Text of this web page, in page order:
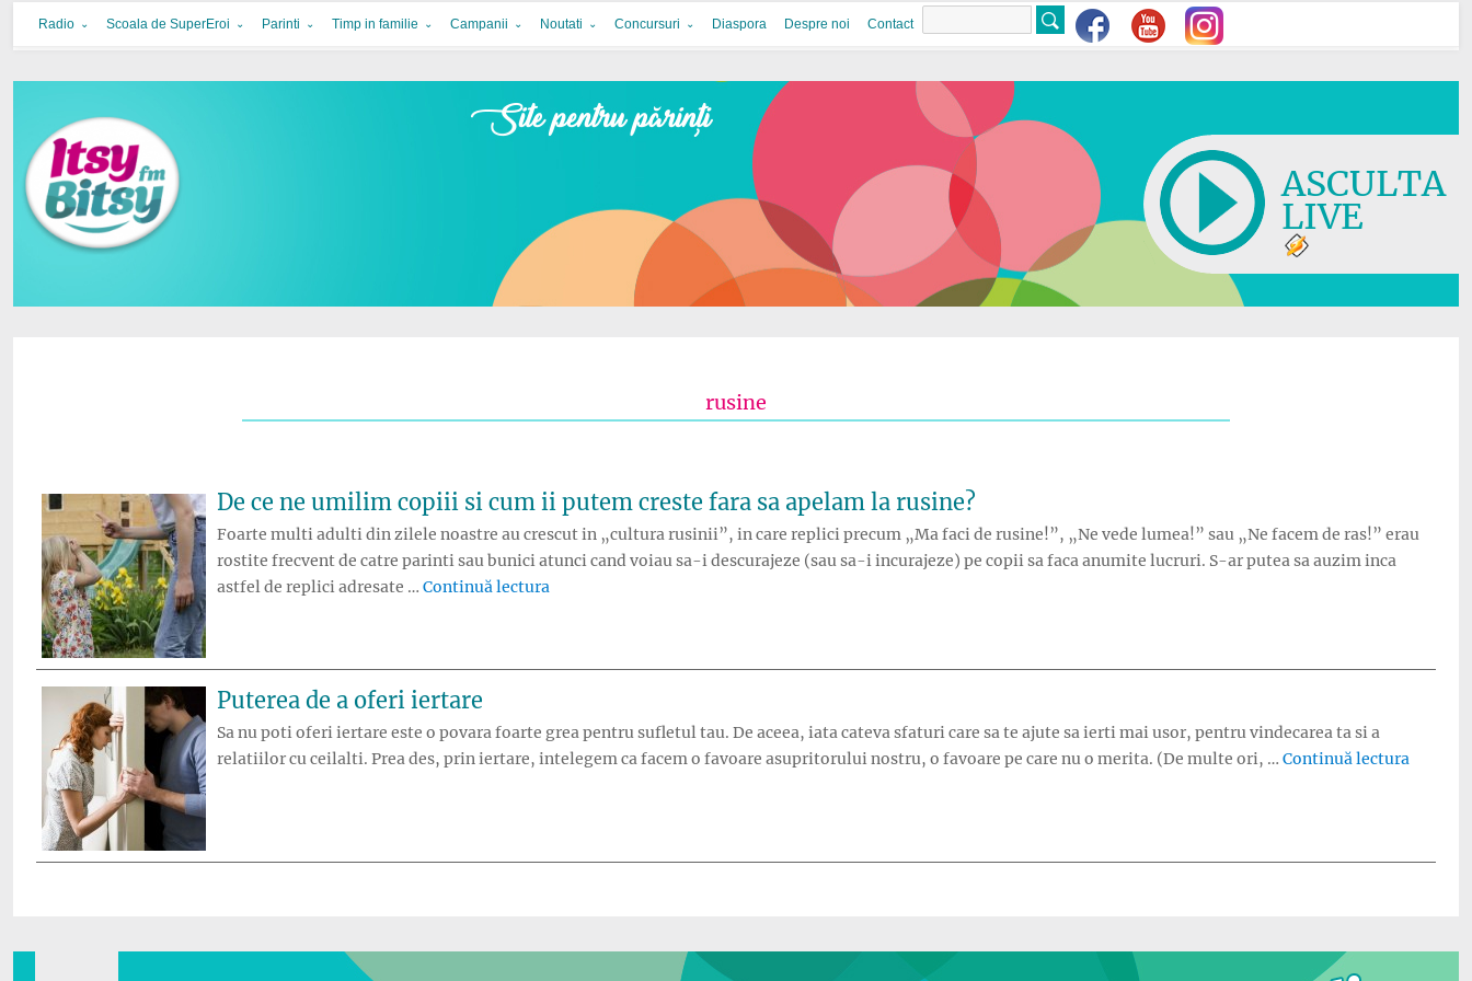
Itsy Bitsy
bucurie in familie
Radio Scoala de SuperEroi Parinti Timp in familie Campanii Noutati Concursuri Diaspora Despre noi Contact
ASCULTA
LIVE
rusine
De ce ne umilim copiii si cum ii putem creste fara sa apelam la rusine?
Foarte multi adulti din zilele noastre au crescut in „cultura rusinii”, in care replici precum „Ma faci de rusine!”, „Ne vede lumea!” sau „Ne facem de ras!” erau
rostite frecvent de catre parinti sau bunici atunci cand voiau sa-i descurajeze (sau sa-i incurajeze) pe copii sa faca anumite lucruri. S-ar putea sa auzim inca
astfel de replici adresate … Continuă lectura
Puterea de a oferi iertare
Sa nu poti oferi iertare este o povara foarte grea pentru sufletul tau. De aceea, iata cateva sfaturi care sa te ajute sa ierti mai usor, pentru vindecarea ta si a
relatiilor cu ceilalti. Prea des, prin iertare, intelegem ca facem o favoare asupritorului nostru, o favoare pe care nu o merita. (De multe ori, … Continuă lectura